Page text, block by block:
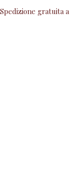
Spedizione gratuita